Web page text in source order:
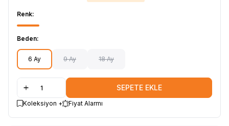
Renk:
Beden:
6 Ay 9 Ay 18 Ay
SEPETE EKLE
Koleksiyon + Fiyat Alarmı